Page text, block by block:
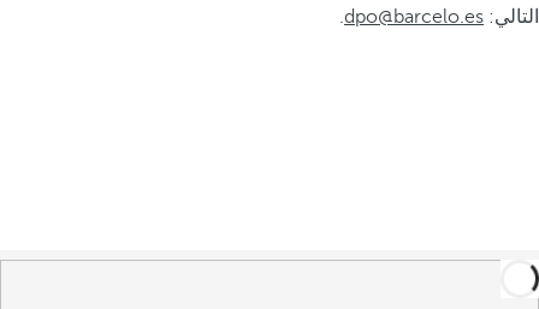
التالي: dpo@barcelo.es
.